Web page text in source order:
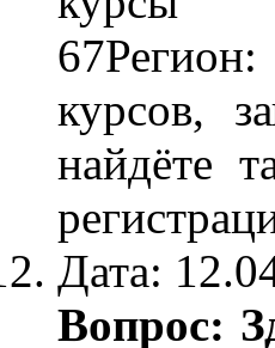
курсов,
найдёте
Дата:
Вопрос: